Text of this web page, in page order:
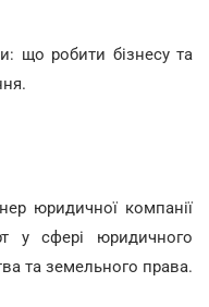
що робити бізнесу та
юридичної компанії
у сфері юридичного
та земельного права.